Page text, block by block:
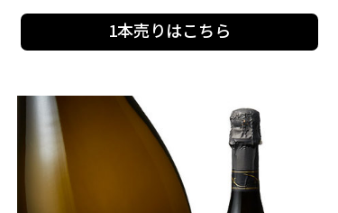
1本売りはこちら